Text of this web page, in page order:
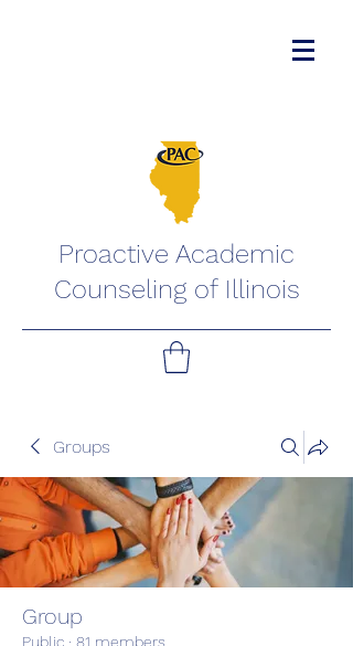
Proactive Academic
Counseling of Illinois
Groups
Group
Public · 81 members